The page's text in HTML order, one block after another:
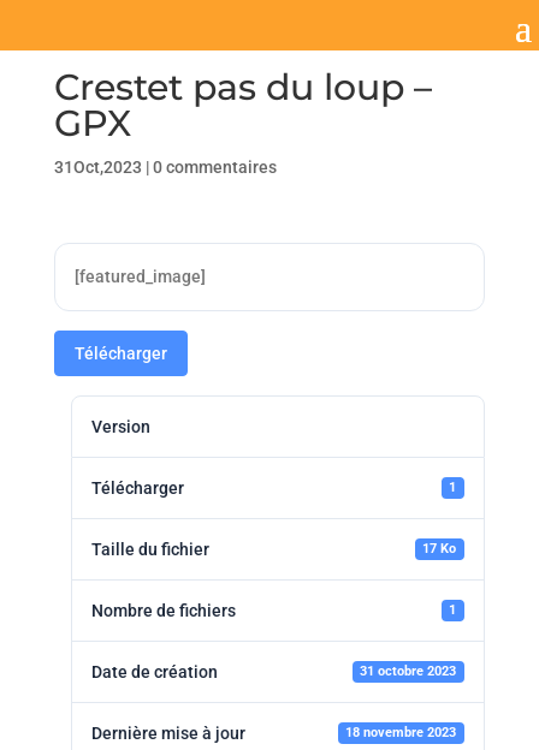
Crestet pas du loup –
GPX
31Oct,2023 |0 commentaires
[featured_image]
Télécharger
Version
Télécharger 1
Taille du fichier 17 Ko
Nombre de fichiers 1
Date de création 31 octobre 2023
Dernière mise à jour 18 novembre 2023